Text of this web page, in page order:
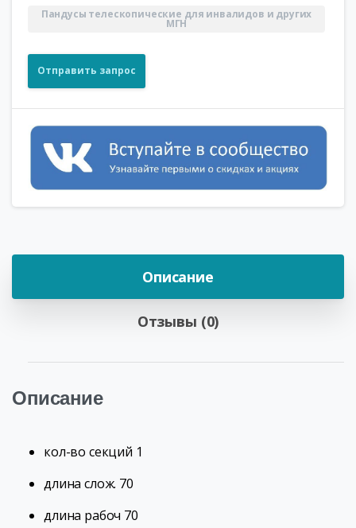
Пандусы телескопические для инвалидов и других
МГН
Отправить запрос
Описание
Отзывы (0)
Описание
кол-во секций 1
длина слож. 70
длина рабоч 70